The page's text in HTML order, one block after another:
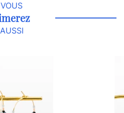
VOUS
AUSSI